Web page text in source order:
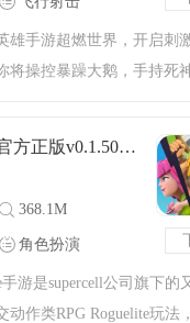
雄手游超燃世界，开启刺
将操控暴躁大鹅，手持死
每场战斗都充满惊喜，快
Project R.I.S.E手游官方正版v0.1.501 安卓版
368.1M
角色扮演
手游是supercell公司旗下的
作类RPG Roguelite玩法